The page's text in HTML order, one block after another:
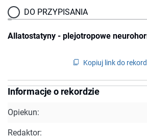
DO PRZYPISANIA
Allatostatyny - plejotropowe
Kopiuj link do
Informacje o rekordzie
Opiekun:
Redaktor: